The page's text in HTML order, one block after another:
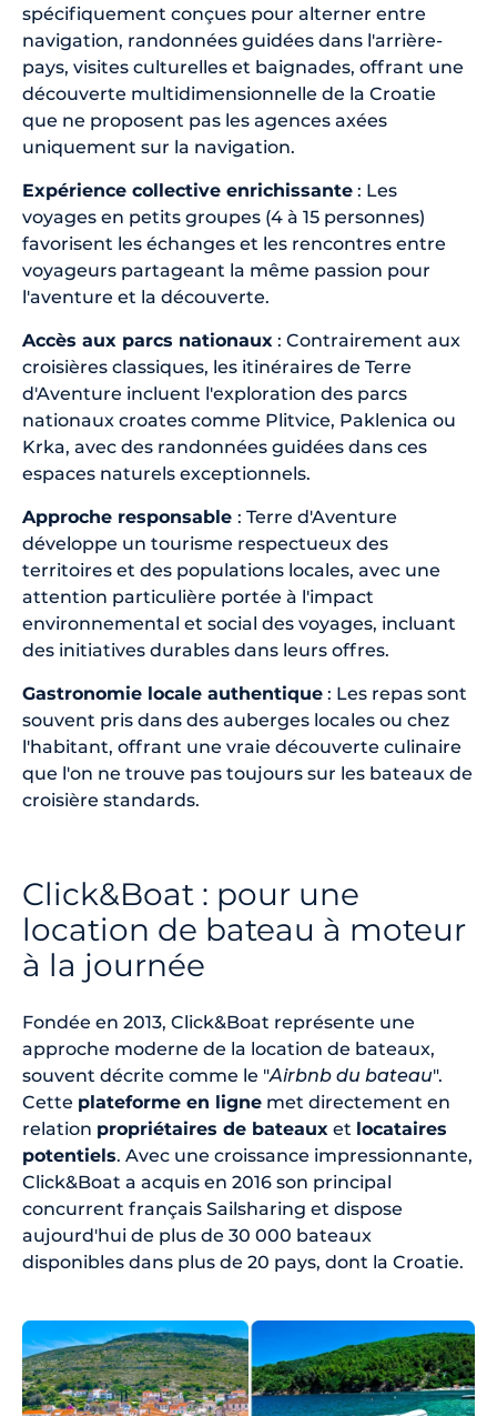
spécifiquement conçues pour alterner entre
navigation, randonnées guidées dans l'arrière-
pays, visites culturelles et baignades, offrant une
découverte multidimensionnelle de la Croatie
que ne proposent pas les agences axées
uniquement sur la navigation.
Expérience collective enrichissante : Les
voyages en petits groupes (4 à 15 personnes)
favorisent les échanges et les rencontres entre
voyageurs partageant la même passion pour
l'aventure et la découverte.
Accès aux parcs nationaux : Contrairement aux
croisières classiques, les itinéraires de Terre
d'Aventure incluent l'exploration des parcs
nationaux croates comme Plitvice, Paklenica ou
Krka, avec des randonnées guidées dans ces
espaces naturels exceptionnels.
Approche responsable : Terre d'Aventure
développe un tourisme respectueux des
territoires et des populations locales, avec une
attention particulière portée à l'impact
environnemental et social des voyages, incluant
des initiatives durables dans leurs offres.
Gastronomie locale authentique : Les repas sont
souvent pris dans des auberges locales ou chez
l'habitant, offrant une vraie découverte culinaire
que l'on ne trouve pas toujours sur les bateaux de
croisière standards.
Click&Boat : pour une
location de bateau à moteur
à la journée
Fondée en 2013, Click&Boat représente une
approche moderne de la location de bateaux,
souvent décrite comme le "Airbnb du bateau".
Cette plateforme en ligne met directement en
relation propriétaires de bateaux et locataires
potentiels. Avec une croissance impressionnante,
Click&Boat a acquis en 2016 son principal
concurrent français Sailsharing et dispose
aujourd'hui de plus de 30 000 bateaux
disponibles dans plus de 20 pays, dont la Croatie.